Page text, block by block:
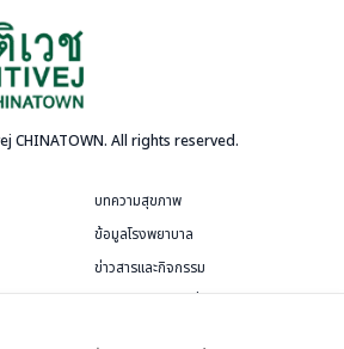
CHINATOWN. All rights reserved.
บทความสุขภาพ
ข้อมูลโรงพยาบาล
ข่าวสารและกิจกรรม